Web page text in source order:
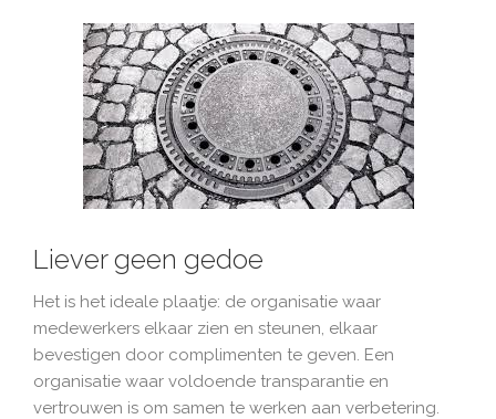
Liever geen gedoe
Het is het ideale plaatje: de organisatie waar
medewerkers elkaar zien en steunen, elkaar
bevestigen door complimenten te geven. Een
organisatie waar voldoende transparantie en
vertrouwen is om samen te werken aan verbetering.